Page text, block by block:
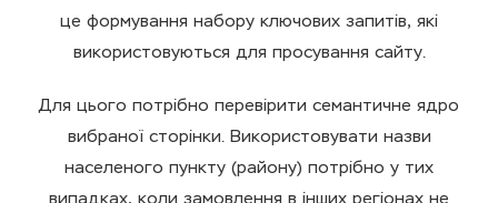
це формування набору ключових запитів, які
використовуються для просування сайту.
Для цього потрібно перевірити семантичне ядро
вибраної сторінки. Використовувати назви
населеного пункту (району) потрібно у тих
випадках, коли замовлення в інших регіонах не